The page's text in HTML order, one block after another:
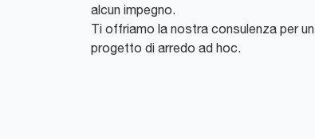
alcun impegno.
Ti offriamo la nostra consulenza per un
progetto di arredo ad hoc.